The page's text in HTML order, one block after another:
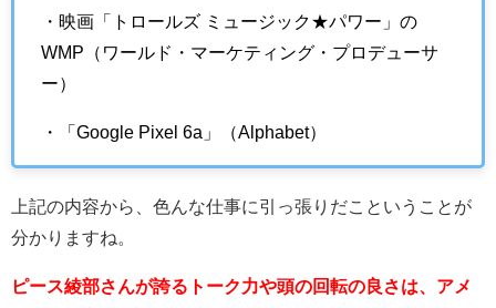
・映画「トロールズ ミュージック★パワー」の
WMP（ワールド・マーケティング・プロデューサ
ー）
・「Google Pixel 6a」（Alphabet）
上記の内容から、色んな仕事に引っ張りだこということが
分かりますね。
ピース綾部さんが誇るトーク力や頭の回転の良さは、アメ